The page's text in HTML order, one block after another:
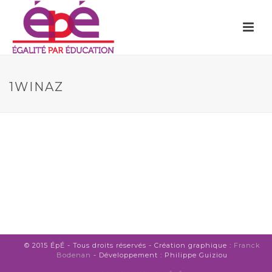
1WINAZ
© 2015 ÉpÉ - Tous droits réservés - Création graphique : Franck
Bodenan - Développement : Philippe Guiziou